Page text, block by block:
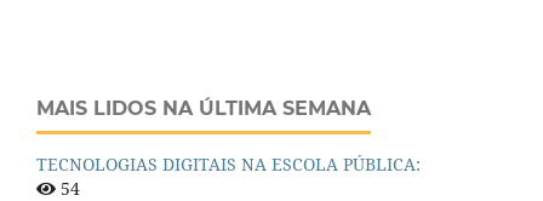
MAIS LIDOS NA ÚLTIMA SEMANA
TECNOLOGIAS DIGITAIS NA ESCOLA PÚBLICA:
54